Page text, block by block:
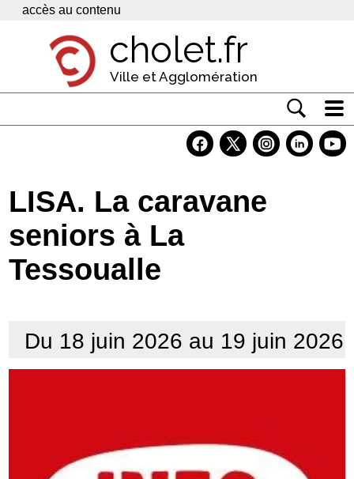
Panneau de gestion des cookies
accès au contenu
cholet.fr
Ville et Agglomération
Economie
Services
Contacts
LISA. La caravane
seniors à La
Tessoualle
Du 18 juin 2026 au 19 juin 2026